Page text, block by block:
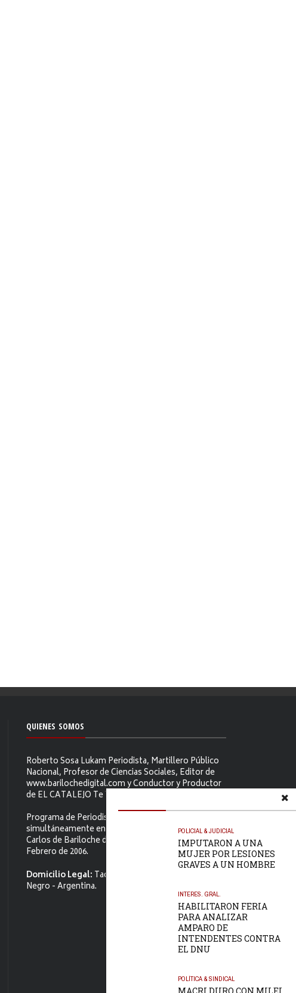
POLICIAL & JUDICIAL
IMPUTARON A UNA
MUJER POR LESIONES
GRAVES A UN HOMBRE
INTERES. GRAL.
HABILITARON FERIA
PARA ANALIZAR
AMPARO DE
INTENDENTES CONTRA
EL DNU
POLÍTICA & SINDICAL
QUIENES SOMOS
Roberto Sosa Lukam Periodista, Martillero Público
Nacional, Profesor de Ciencias Sociales, Editor de
www.barilochedigital.com y Conductor y Productor
de EL CATALEJO Te Ve.
Programa de Periodismo Político que se difunde
simultáneamente en ambos Video-cables de San
Carlos de Bariloche desde el primer jueves de
Febrero de 2006.
Domicilio Legal: Tacuarí 52. S.C. de Bariloche, Río
Negro - Argentina.